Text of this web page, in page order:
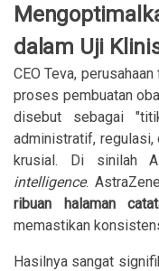
dalam Uji
CEO Teva,
proses pembuatan
disebut sebagai
administratif, regulasi,
krusial. Di sinilah
intelligence.
ribuan halaman
memastikan
Hasilnya sangat